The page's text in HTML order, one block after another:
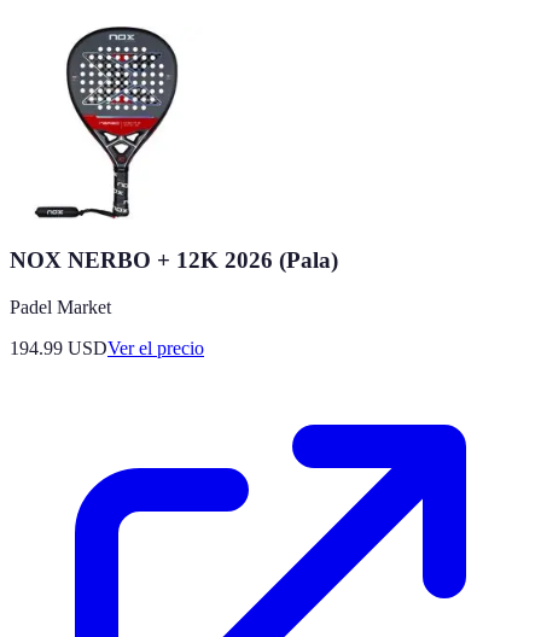
NOX NERBO + 12K 2026 (Pala)
Padel Market
194.99 USDVer el precio